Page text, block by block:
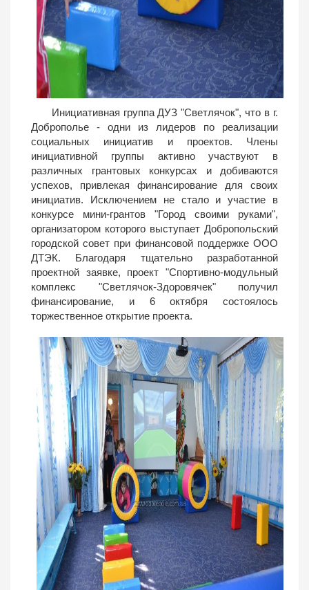
Инициативная группа ДУЗ "Светлячок", что в г.
Доброполье - одни из лидеров по реализации
социальных инициатив и проектов. Члены
инициативной группы активно участвуют в
различных грантовых конкурсах и добиваются
успехов, привлекая финансирование для своих
инициатив. Исключением не стало и участие в
конкурсе мини-грантов "Город своими руками",
организатором которого выступает Добропольский
городской совет при финансовой поддержке ООО
ДТЭК. Благодаря тщательно разработанной
проектной заявке, проект "Спортивно-модульный
комплекс "Светлячок-Здоровячек" получил
финансирование, и 6 октября состоялось
торжественное открытие проекта.